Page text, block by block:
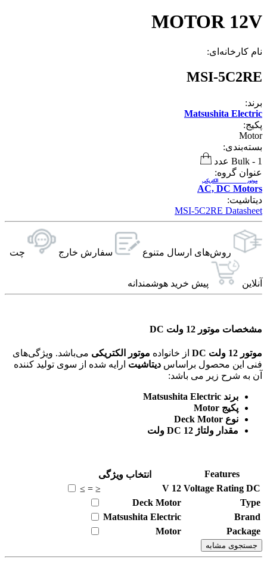
MOTOR 12V
نام کارخانه‌ای:
MSI-5C2RE
برند:
Matsushita Electric
پکیج:
Motor
بسته‌بندی:
Bulk - 1 عدد
عنوان گروه:
AC, DC Motors
موتور الکتریکی
دیتاشیت:
MSI-5C2RE Datasheet
روش‌های ارسال‌ متنوع سفارش خارج چت
آنلاین پیش خرید هوشمندانه
مشخصات موتور 12 ولت DC
موتور 12 ولت DC از خانواده موتور الکتریکی می‌باشد. ویژگی‌های
فنی این محصول براساس دیتاشیت ارایه شده از سوی تولید کننده
آن به شرح زیر می باشد:
برند Matsushita Electric
پکیج Motor
نوع Deck Motor
مقدار ولتاژ DC 12 ولت
Features
انتخاب ویژگی
Voltage Rating DC
12
V
≤
=
≥
Type
Deck Motor
Brand
Matsushita Electric
Package
Motor
جستجوی مشابه